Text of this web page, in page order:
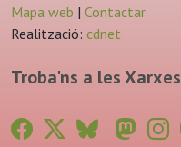
Mapa web | Contactar
Realització: cdnet
Troba'ns a les Xarxes